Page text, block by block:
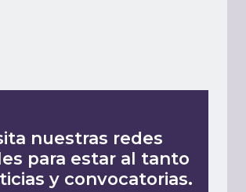
nuestras redes
para estar al tanto
y convocatorias.